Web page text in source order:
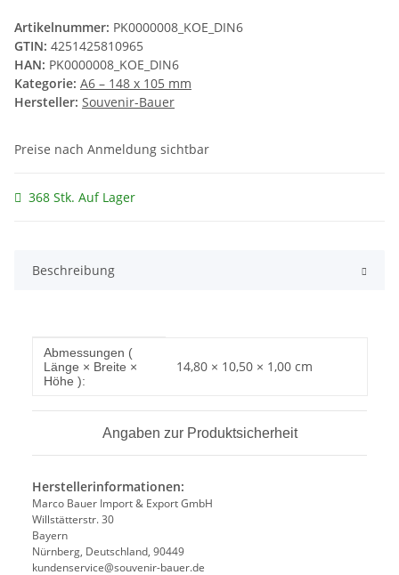
Artikelnummer: PK0000008_KOE_DIN6
GTIN: 4251425810965
HAN: PK0000008_KOE_DIN6
Kategorie: A6 – 148 x 105 mm
Hersteller: Souvenir-Bauer
Preise nach Anmeldung sichtbar
368 Stk. Auf Lager
Beschreibung
Produkteigenschaft
Wert
Abmessungen (
Länge × Breite ×
Höhe ):
14,80 × 10,50 × 1,00 cm
Angaben zur Produktsicherheit
Herstellerinformationen:
Marco Bauer Import & Export GmbH
Willstätterstr. 30
Bayern
Nürnberg, Deutschland, 90449
kundenservice@souvenir-bauer.de